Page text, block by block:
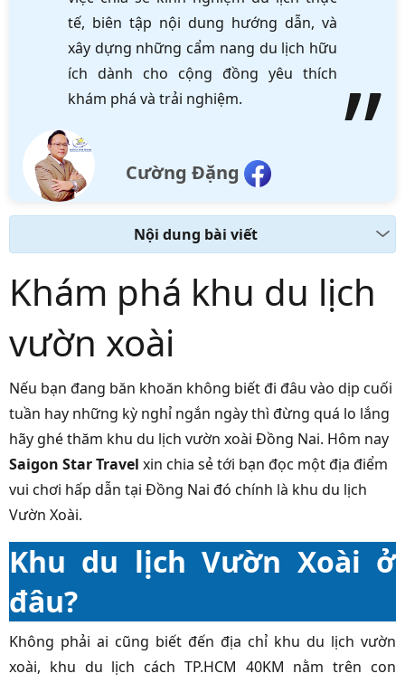
tế, biên tập nội dung hướng dẫn, và
xây dựng những cẩm nang du lịch hữu
ích dành cho cộng đồng yêu thích
khám phá và trải nghiệm.
Cường Đặng
Nội dung bài viết
Khám phá khu du lịch
vườn xoài
Nếu bạn đang băn khoăn không biết đi đâu vào dịp cuối
tuần hay những kỳ nghỉ ngắn ngày thì đừng quá lo lắng
hãy ghé thăm khu du lịch vườn xoài Đồng Nai. Hôm nay
Saigon Star Travel xin chia sẻ tới bạn đọc một địa điểm
vui chơi hấp dẫn tại Đồng Nai đó chính là khu du lịch
Vườn Xoài.
Khu du lịch Vườn Xoài ở
đâu?
Không phải ai cũng biết đến địa chỉ khu du lịch vườn
xoài, khu du lịch cách TP.HCM 40KM nằm trên con